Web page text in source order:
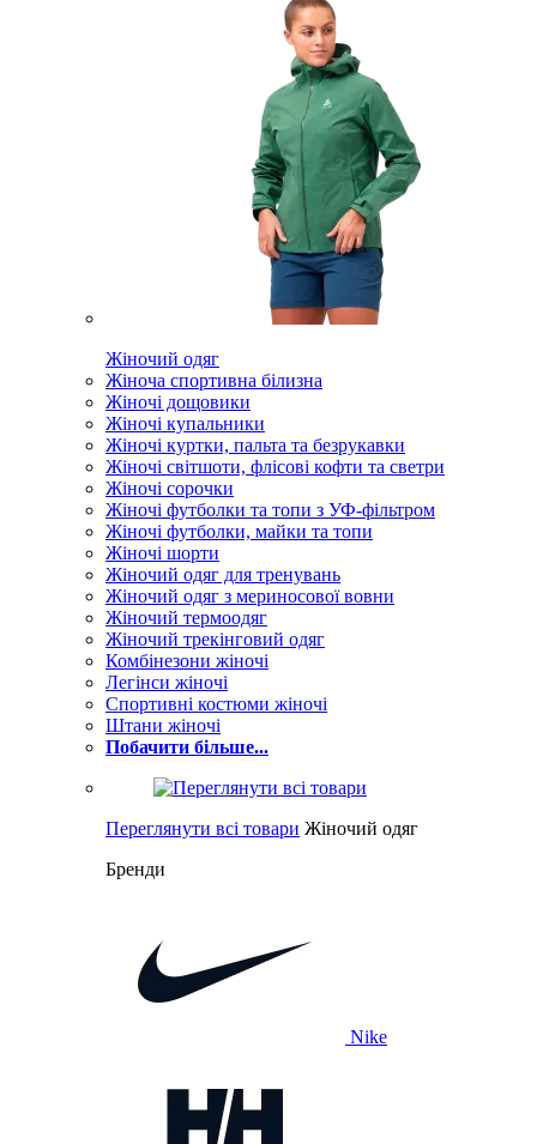
Жіночий одяг
Жіноча спортивна білизна
Жіночі дощовики
Жіночі купальники
Жіночі куртки, пальта та безрукавки
Жіночі світшоти, флісові кофти та светри
Жіночі сорочки
Жіночі футболки та топи з УФ-фільтром
Жіночі футболки, майки та топи
Жіночі шорти
Жіночий одяг для тренувань
Жіночий одяг з мериносової вовни
Жіночий термоодяг
Жіночий трекінговий одяг
Комбінезони жіночі
Легінси жіночі
Спортивні костюми жіночі
Штани жіночі
Побачити більше...
Переглянути всі товари Жіночий одяг
Бренди
Nike